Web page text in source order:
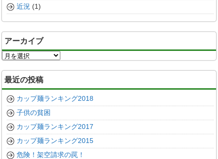
近況 (1)
アーカイブ
ア
ー
カ
イ
ブ
最近の投稿
カップ麺ランキング2018
子供の貧困
カップ麺ランキング2017
カップ麺ランキング2015
危険！架空請求の罠！